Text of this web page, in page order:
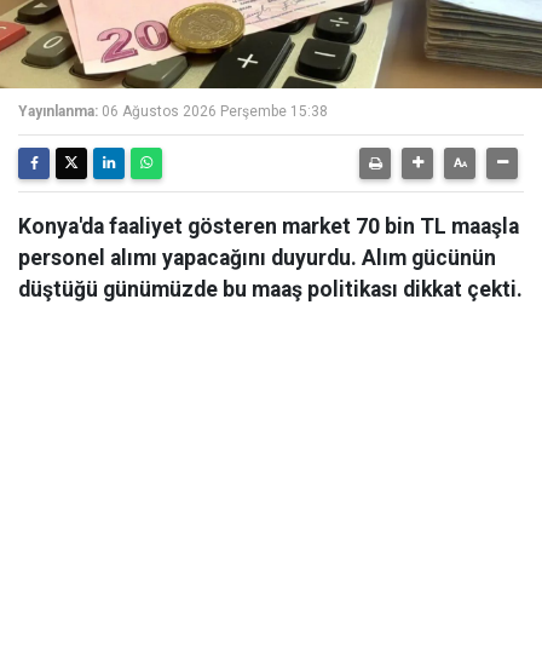
Yayınlanma: 06 Ağustos 2026 Perşembe 15:38
Konya'da faaliyet gösteren market 70 bin TL maaşla
personel alımı yapacağını duyurdu. Alım gücünün
düştüğü günümüzde bu maaş politikası dikkat çekti.